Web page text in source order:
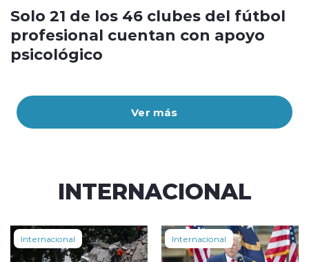
Ver más
Solo 21 de los 46 clubes del fútbol
profesional cuentan con apoyo
psicológico
INTERNACIONAL
Internacional Internacional